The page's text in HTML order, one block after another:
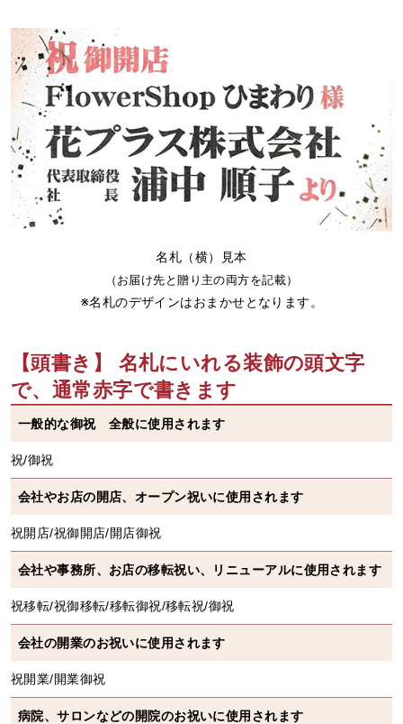
名札（横）見本
（お届け先と贈り主の両方を記載）
※名札のデザインはおまかせとなります。
【頭書き】 名札にいれる装飾の頭文字
で、通常赤字で書きます
一般的な御祝 全般に使用されます
祝/御祝
会社やお店の開店、オープン祝いに使用されます
祝開店/祝御開店/開店御祝
会社や事務所、お店の移転祝い、リニューアルに使用されます
祝移転/祝御移転/移転御祝/移転祝/御祝
会社の開業のお祝いに使用されます
祝開業/開業御祝
病院、サロンなどの開院のお祝いに使用されます